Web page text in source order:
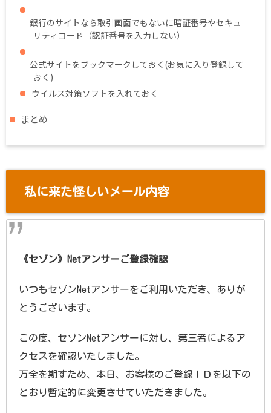
銀行のサイトなら取引画面でもないに暗証番号やセキュ
リティコード（認証番号を入力しない）
公式サイトをブックマークしておく(お気に入り登録して
おく)
ウイルス対策ソフトを入れておく
まとめ
私に来た怪しいメール内容
《セゾン》Netアンサーご登録確認
いつもセゾンNetアンサーをご利用いただき、ありが
とうございます。
この度、セゾンNetアンサーに対し、第三者によるア
クセスを確認いたしました。
万全を期すため、本日、お客様のご登録ＩＤを以下の
とおり暫定的に変更させていただきました。